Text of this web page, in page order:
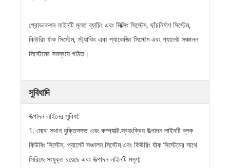
প্রোডাকশন লাইনটি মূলত ব্যাচিং এবং মিক্সিং সিস্টেম, ছাঁচনির্মাণ সিস্টেম,
কিউরিং র্যাক সিস্টেম, স্ট্যাকিং এবং প্যাকেজিং সিস্টেম এবং প্যালেট সঞ্চালন
সিস্টেমের সমন্বয়ে গঠিত।
সুবিধাদি
উত্পাদন লাইনের সুবিধা:
1. মেঝে স্থান যুক্তিসঙ্গত এবং কম্প্যাক্ট.স্বয়ংক্রিয় উত্পাদন লাইনটি ব্লক
কিউবিং সিস্টেম, প্যালেট সঞ্চালন সিস্টেম এবং কিউরিং র্যাক সিস্টেমের সাথে
সিরিজে সংযুক্ত রয়েছে এবং উত্পাদন লাইনটি মসৃণ;